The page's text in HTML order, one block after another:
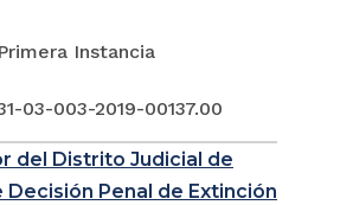
Instancia
03-003-2019-00137.00
del Distrito Judicial de
Decisión Penal de Extinción